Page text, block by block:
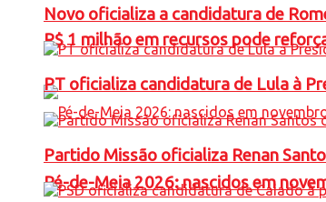
R$ 1 milhão em recursos pode
Pé-de-Meia 2026: nascidos em
Novo oficializa a candidatura de
PT oficializa candidatura de Lula à
Partido Missão oficializa Renan